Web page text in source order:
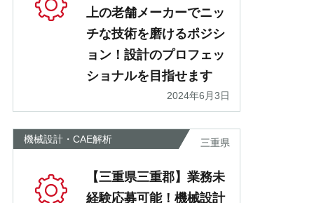
上の老舗メーカーでニッ
チな技術を磨けるポジシ
ョン！設計のプロフェッ
ショナルを目指せます
2024年6月3日
機械設計・CAE解析 三重県
【三重県三重郡】業務未
経験応募可能！機械設計